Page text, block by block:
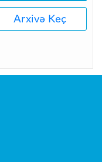
Arxivə Keç